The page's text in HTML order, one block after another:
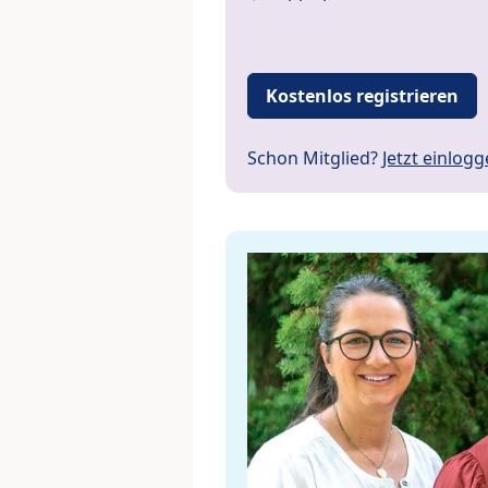
Kostenlos registrieren
Schon Mitglied? Jetzt